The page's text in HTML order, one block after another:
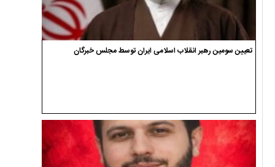
تعیین سومین رهبر انقلاب اسلامی ایران توسط مجلس خبرگان